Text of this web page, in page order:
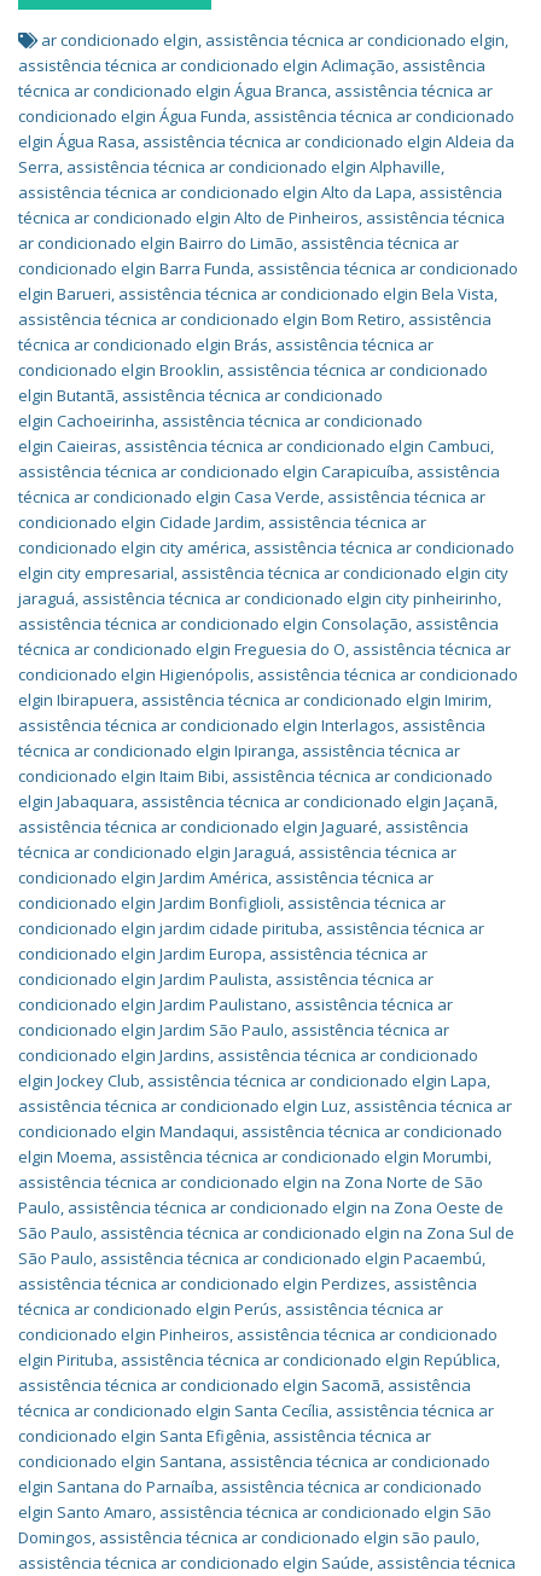
ar condicionado elgin, assistência técnica ar condicionado elgin,
assistência técnica ar condicionado elgin Aclimação, assistência
técnica ar condicionado elgin Água Branca, assistência técnica ar
condicionado elgin Água Funda, assistência técnica ar condicionado
elgin Água Rasa, assistência técnica ar condicionado elgin Aldeia da
Serra, assistência técnica ar condicionado elgin Alphaville,
assistência técnica ar condicionado elgin Alto da Lapa, assistência
técnica ar condicionado elgin Alto de Pinheiros, assistência técnica
ar condicionado elgin Bairro do Limão, assistência técnica ar
condicionado elgin Barra Funda, assistência técnica ar condicionado
elgin Barueri, assistência técnica ar condicionado elgin Bela Vista,
assistência técnica ar condicionado elgin Bom Retiro, assistência
técnica ar condicionado elgin Brás, assistência técnica ar
condicionado elgin Brooklin, assistência técnica ar condicionado
elgin Butantã, assistência técnica ar condicionado
elgin Cachoeirinha, assistência técnica ar condicionado
elgin Caieiras, assistência técnica ar condicionado elgin Cambuci,
assistência técnica ar condicionado elgin Carapicuíba, assistência
técnica ar condicionado elgin Casa Verde, assistência técnica ar
condicionado elgin Cidade Jardim, assistência técnica ar
condicionado elgin city américa, assistência técnica ar condicionado
elgin city empresarial, assistência técnica ar condicionado elgin city
jaraguá, assistência técnica ar condicionado elgin city pinheirinho,
assistência técnica ar condicionado elgin Consolação, assistência
técnica ar condicionado elgin Freguesia do O, assistência técnica ar
condicionado elgin Higienópolis, assistência técnica ar condicionado
elgin Ibirapuera, assistência técnica ar condicionado elgin Imirim,
assistência técnica ar condicionado elgin Interlagos, assistência
técnica ar condicionado elgin Ipiranga, assistência técnica ar
condicionado elgin Itaim Bibi, assistência técnica ar condicionado
elgin Jabaquara, assistência técnica ar condicionado elgin Jaçanã,
assistência técnica ar condicionado elgin Jaguaré, assistência
técnica ar condicionado elgin Jaraguá, assistência técnica ar
condicionado elgin Jardim América, assistência técnica ar
condicionado elgin Jardim Bonfiglioli, assistência técnica ar
condicionado elgin jardim cidade pirituba, assistência técnica ar
condicionado elgin Jardim Europa, assistência técnica ar
condicionado elgin Jardim Paulista, assistência técnica ar
condicionado elgin Jardim Paulistano, assistência técnica ar
condicionado elgin Jardim São Paulo, assistência técnica ar
condicionado elgin Jardins, assistência técnica ar condicionado
elgin Jockey Club, assistência técnica ar condicionado elgin Lapa,
assistência técnica ar condicionado elgin Luz, assistência técnica ar
condicionado elgin Mandaqui, assistência técnica ar condicionado
elgin Moema, assistência técnica ar condicionado elgin Morumbi,
assistência técnica ar condicionado elgin na Zona Norte de São
Paulo, assistência técnica ar condicionado elgin na Zona Oeste de
São Paulo, assistência técnica ar condicionado elgin na Zona Sul de
São Paulo, assistência técnica ar condicionado elgin Pacaembú,
assistência técnica ar condicionado elgin Perdizes, assistência
técnica ar condicionado elgin Perús, assistência técnica ar
condicionado elgin Pinheiros, assistência técnica ar condicionado
elgin Pirituba, assistência técnica ar condicionado elgin República,
assistência técnica ar condicionado elgin Sacomã, assistência
técnica ar condicionado elgin Santa Cecília, assistência técnica ar
condicionado elgin Santa Efigênia, assistência técnica ar
condicionado elgin Santana, assistência técnica ar condicionado
elgin Santana do Parnaíba, assistência técnica ar condicionado
elgin Santo Amaro, assistência técnica ar condicionado elgin São
Domingos, assistência técnica ar condicionado elgin são paulo,
assistência técnica ar condicionado elgin Saúde, assistência técnica